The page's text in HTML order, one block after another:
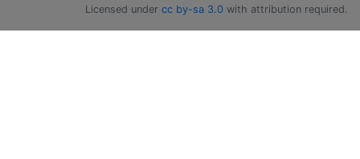
Licensed under cc by-sa 3.0 with attribution required.